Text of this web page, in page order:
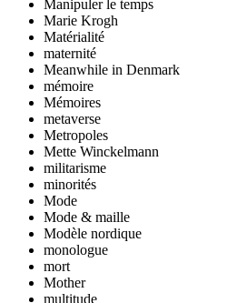
Manipuler le temps
Marie Krogh
Matérialité
maternité
Meanwhile in Denmark
mémoire
Mémoires
metaverse
Metropoles
Mette Winckelmann
militarisme
minorités
Mode
Mode & maille
Modèle nordique
monologue
mort
Mother
multitude